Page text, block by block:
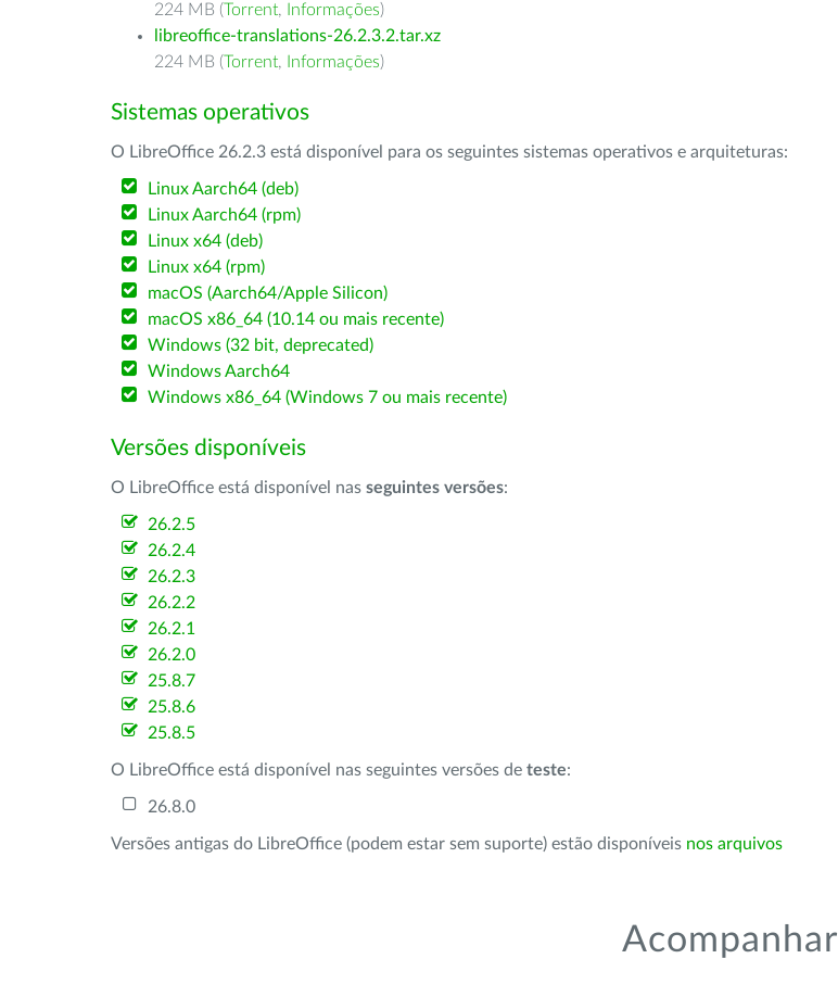
224 MB (Torrent, Informações)
libreoffice-translations-26.2.3.2.tar.xz
224 MB (Torrent, Informações)
Sistemas operativos
O LibreOffice 26.2.3 está disponível para os seguintes sistemas operativos e arquiteturas:
Linux Aarch64 (deb)
Linux Aarch64 (rpm)
Linux x64 (deb)
Linux x64 (rpm)
macOS (Aarch64/Apple Silicon)
macOS x86_64 (10.14 ou mais recente)
Windows (32 bit, deprecated)
Windows Aarch64
Windows x86_64 (Windows 7 ou mais recente)
Versões disponíveis
O LibreOffice está disponível nas seguintes versões:
26.2.5
26.2.4
26.2.3
26.2.2
26.2.1
26.2.0
25.8.7
25.8.6
25.8.5
O LibreOffice está disponível nas seguintes versões de teste:
26.8.0
Versões antigas do LibreOffice (podem estar sem suporte) estão disponíveis nos arquivos
Acompanhar